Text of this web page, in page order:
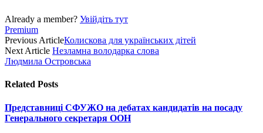
Already a member? Увійдіть тут
Premium
Previous ArticleКолискова для українських дітей
Next Article Незламна володарка слова
Людмила Островська
Related Posts
Представниці СФУЖО на дебатах кандидатів на посаду
Генерального секретаря ООН